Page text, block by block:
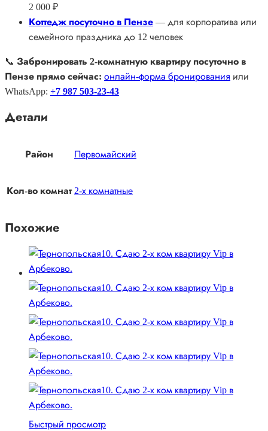
2 000 ₽
Коттедж посуточно в Пензе — для корпоратива или
семейного праздника до 12 человек
📞 Забронировать 2-комнатную квартиру посуточно в
Пензе прямо сейчас: онлайн-форма бронирования или
WhatsApp: +7 987 503-23-43
Детали
Район Первомайский
Кол-во комнат 2-х комнатные
Похожие
Быстрый просмотр